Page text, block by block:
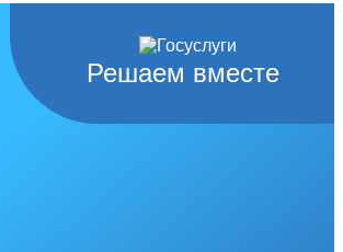
Решаем вместе